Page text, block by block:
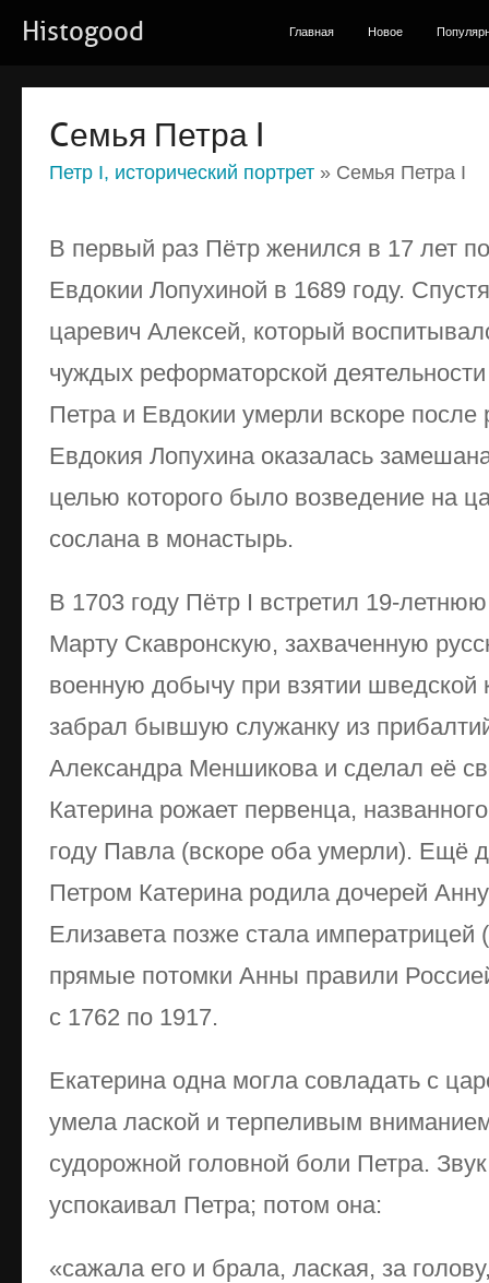
Histogood Главная Новое
Cемья Петра I
Петр I, исторический портрет » Cемья Петра I
В первый раз Пётр женился в 17 лет
Евдокии Лопухиной в 1689 году.
царевич Алексей, который
чуждых реформаторской
Петра и Евдокии умерли вскоре
Евдокия Лопухина оказалась
целью которого было возведение на
сослана в монастырь.
В 1703 году Пётр I встретил 19-
Марту Скавронскую, захваченную
военную добычу при взятии шведской
забрал бывшую служанку из
Александра Меншикова и сделал её
Катерина рожает первенца,
году Павла (вскоре оба умерли). Ещё
Петром Катерина родила дочерей
Елизавета позже стала
прямые потомки Анны правили
с 1762 по 1917.
Екатерина одна могла совладать с
умела лаской и терпеливым
судорожной головной боли Петра.
успокаивал Петра; потом она:
«сажала его и брала, лаская, за